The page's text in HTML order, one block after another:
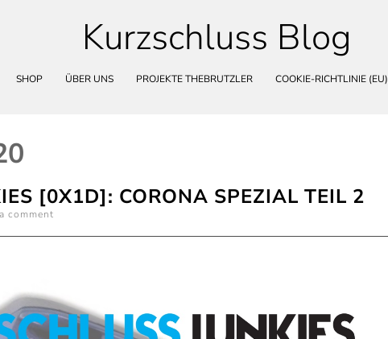
Skip
to
content
Kurzschluss Blog
SHOP ÜBER UNS PROJEKTE THEBRUTZLER COOKIE-RICHTLINIE (EU)
[0X1D]: CORONA SPEZIAL TEIL 2
comment